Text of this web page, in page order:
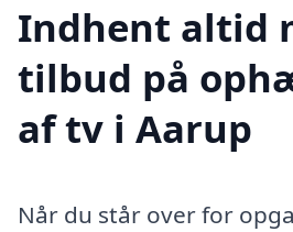
Indhent altid
tilbud på
af tv i Aarup
Når du står over for